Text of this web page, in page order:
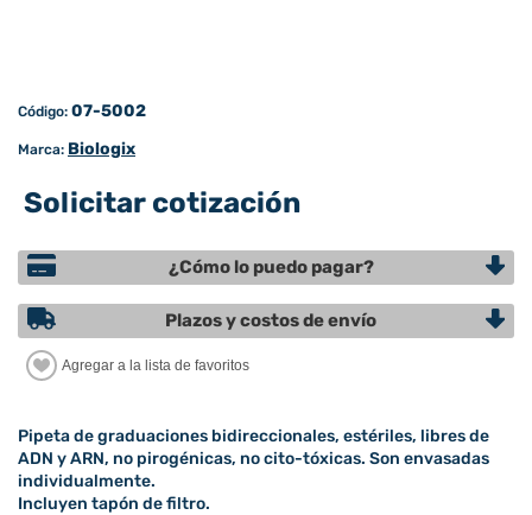
Código: 07-5002
Marca: Biologix
Solicitar cotización
¿Cómo lo puedo pagar?
Plazos y costos de envío
Pipeta de graduaciones bidireccionales, estériles, libres de
ADN y ARN, no pirogénicas, no cito-tóxicas. Son envasadas
individualmente.
Incluyen tapón de filtro.